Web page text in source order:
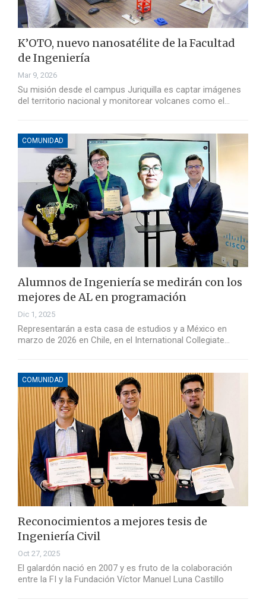
K’OTO, nuevo nanosatélite de la Facultad
de Ingeniería
Mar 9, 2026
Su misión desde el campus Juriquilla es captar imágenes
del territorio nacional y monitorear volcanes como el…
COMUNIDAD
Alumnos de Ingeniería se medirán con los
mejores de AL en programación
Dic 1, 2025
Representarán a esta casa de estudios y a México en
marzo de 2026 en Chile, en el International Collegiate…
COMUNIDAD
Reconocimientos a mejores tesis de
Ingeniería Civil
Oct 27, 2025
El galardón nació en 2007 y es fruto de la colaboración
entre la FI y la Fundación Víctor Manuel Luna Castillo